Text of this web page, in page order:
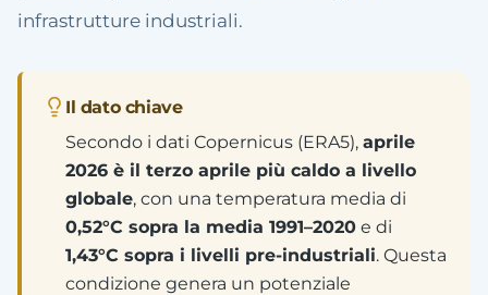
infrastrutture industriali.
Il dato chiave
Secondo i dati Copernicus (ERA5), aprile
2026 è il terzo aprile più caldo a livello
globale, con una temperatura media di
0,52°C sopra la media 1991–2020 e di
1,43°C sopra i livelli pre-industriali. Questa
condizione genera un potenziale